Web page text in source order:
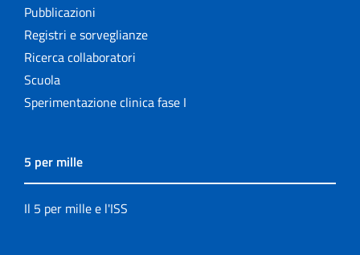
Pubblicazioni
Registri e sorveglianze
Ricerca collaboratori
Scuola
Sperimentazione clinica fase I
5 per mille
Il 5 per mille e l'ISS